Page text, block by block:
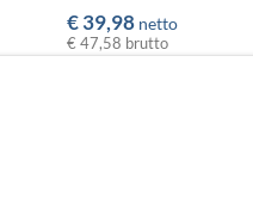
€39,98 netto
€ 47,58 brutto